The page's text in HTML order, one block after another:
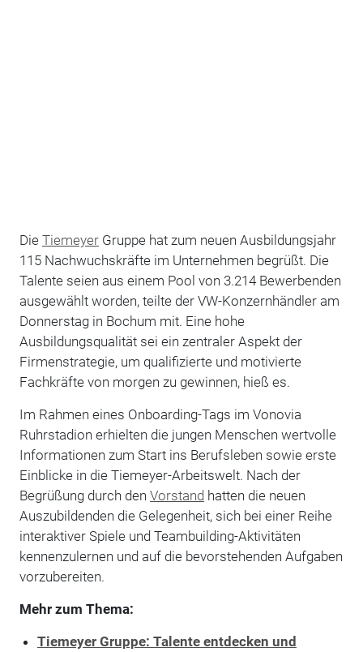
Die TiemeyerGruppe hat zum neuen Ausbildungsjahr
115 Nachwuchskräfte im Unternehmen begrüßt. Die
Talente seien aus einem Pool von 3.214 Bewerbenden
ausgewählt worden, teilte der VW-Konzernhändler am
Donnerstag in Bochum mit. Eine hohe
Ausbildungsqualität sei ein zentraler Aspekt der
Firmenstrategie, um qualifizierte und motivierte
Fachkräfte von morgen zu gewinnen, hieß es.
Im Rahmen eines Onboarding-Tags im Vonovia
Ruhrstadion erhielten die jungen Menschen wertvolle
Informationen zum Start ins Berufsleben sowie erste
Einblicke in die Tiemeyer-Arbeitswelt. Nach der
Begrüßung durch den Vorstand hatten die neuen
Auszubildenden die Gelegenheit, sich bei einer Reihe
interaktiver Spiele und Teambuilding-Aktivitäten
kennenzulernen und auf die bevorstehenden Aufgaben
vorzubereiten.
Mehr zum Thema:
Tiemeyer Gruppe: Talente entdecken und